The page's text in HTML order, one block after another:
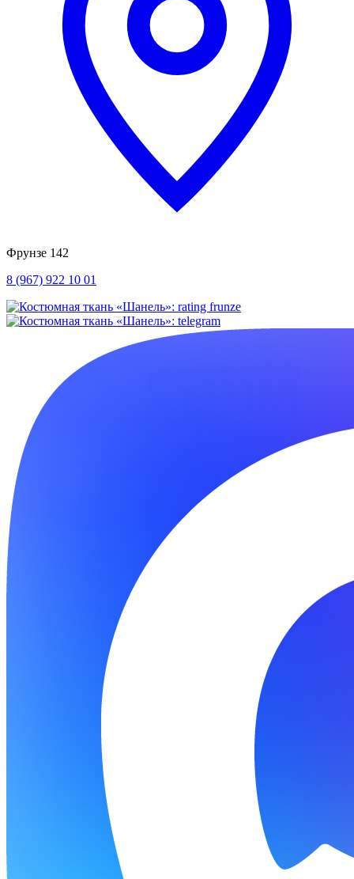
Фрунзе 142
8 (967) 922 10 01